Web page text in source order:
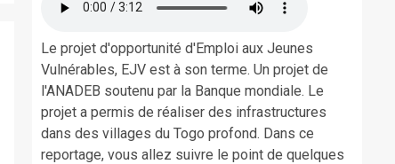
Le projet d'opportunité d'Emploi aux Jeunes
Vulnérables, EJV est à son terme. Un projet de
l'ANADEB soutenu par la Banque mondiale. Le
projet a permis de réaliser des infrastructures
dans des villages du Togo profond. Dans ce
reportage, vous allez suivre le point de quelques